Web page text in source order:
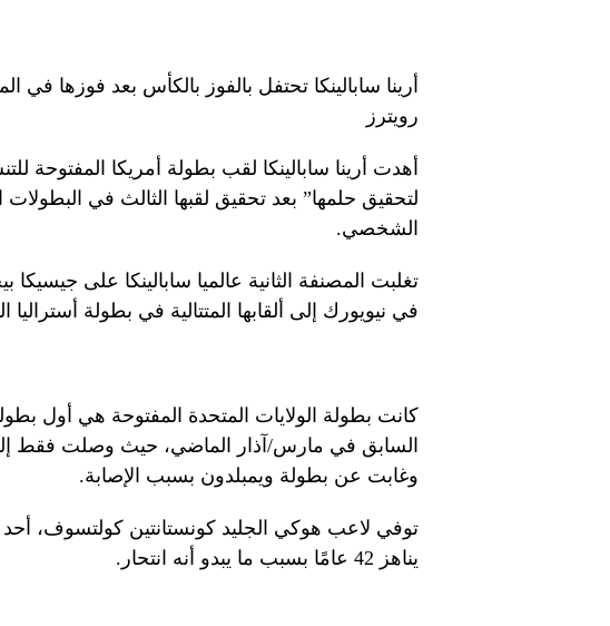
أرينا سابالينكا تحتفل بالفوز بالكأس بعد فوزها في
رويترز
أهدت أرينا سابالينكا لقب بطولة أمريكا المفتوحة
لتحقيق حلمها” بعد تحقيق لقبها الثالث في
الشخصي.
في نيويورك إلى ألقابها المتتالية في بطولة أستراليا
كانت بطولة الولايات المتحدة المفتوحة هي أول
السابق في مارس/آذار الماضي، حيث وصلت فقط
وغابت عن بطولة ويمبلدون بسبب الإصابة.
توفي لاعب هوكي الجليد كونستانتين كولتسوف،
يناهز 42 عامًا بسبب ما يبدو أنه انتحار.